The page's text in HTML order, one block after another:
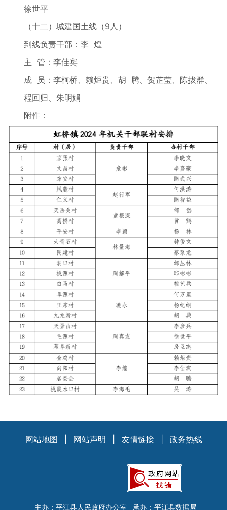
徐世平
（十二）城建国土线（9人）
到线负责干部：李 煌
主 管：李佳宾
成 员：李柯桥、赖炬贵、胡 腾、贺芷莹、陈拔群、
程回归、朱明娟
附件：
网站地图 网站声明 友情链接 政务热线
主办：平江县人民政府办公室 承办：平江县数据局